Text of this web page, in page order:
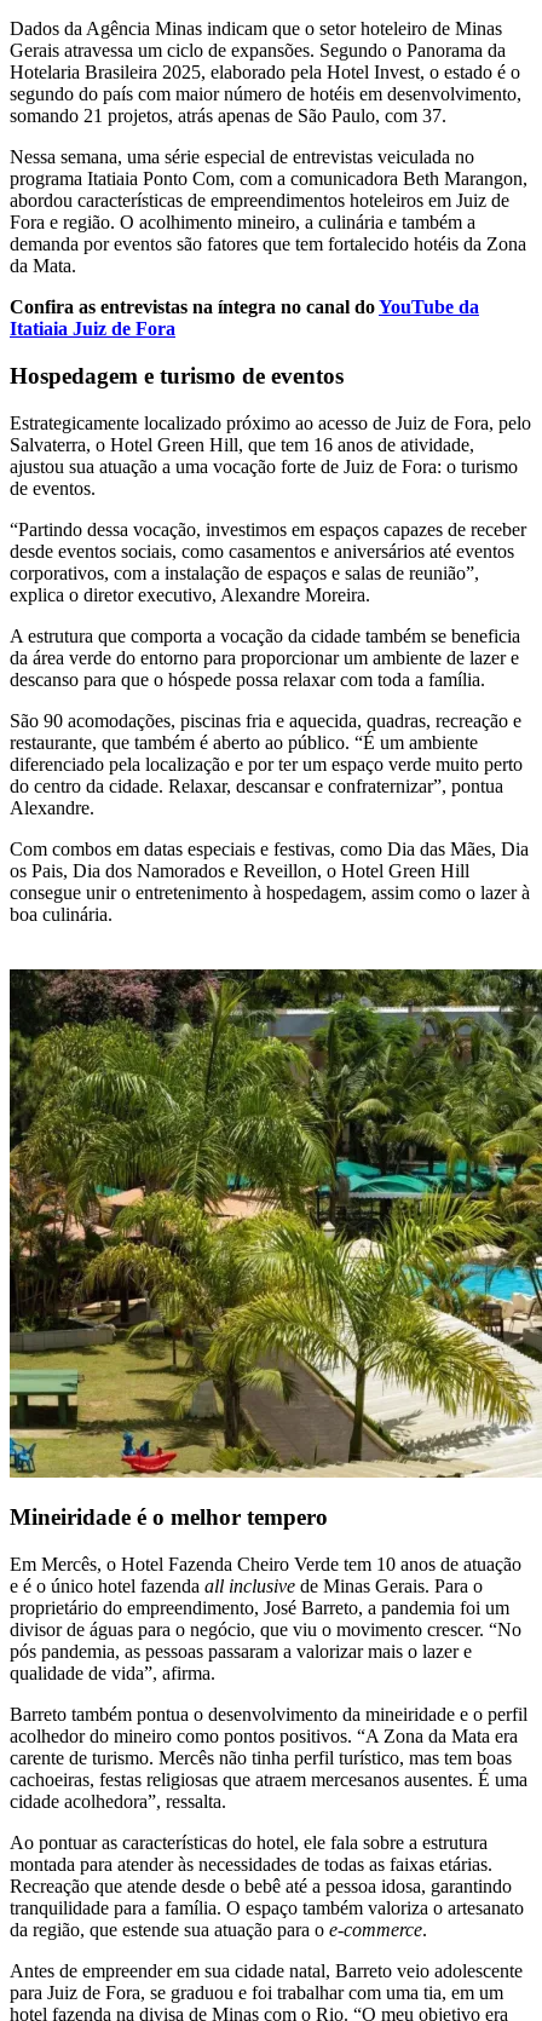
Dados da Agência Minas indicam que o setor hoteleiro de Minas
Gerais atravessa um ciclo de expansões. Segundo o Panorama da
Hotelaria Brasileira 2025, elaborado pela Hotel Invest, o estado é o
segundo do país com maior número de hotéis em desenvolvimento,
somando 21 projetos, atrás apenas de São Paulo, com 37.
Nessa semana, uma série especial de entrevistas veiculada no
programa Itatiaia Ponto Com, com a comunicadora Beth Marangon,
abordou características de empreendimentos hoteleiros em Juiz de
Fora e região. O acolhimento mineiro, a culinária e também a
demanda por eventos são fatores que tem fortalecido hotéis da Zona
da Mata.
Confira as entrevistas na íntegra no canal doYouTube da
Itatiaia Juiz de Fora
Hospedagem e turismo de eventos
Estrategicamente localizado próximo ao acesso de Juiz de Fora, pelo
Salvaterra, o Hotel Green Hill, que tem 16 anos de atividade,
ajustou sua atuação a uma vocação forte de Juiz de Fora: o turismo
de eventos.
“Partindo dessa vocação, investimos em espaços capazes de receber
desde eventos sociais, como casamentos e aniversários até eventos
corporativos, com a instalação de espaços e salas de reunião”,
explica o diretor executivo, Alexandre Moreira.
A estrutura que comporta a vocação da cidade também se beneficia
da área verde do entorno para proporcionar um ambiente de lazer e
descanso para que o hóspede possa relaxar com toda a família.
São 90 acomodações, piscinas fria e aquecida, quadras, recreação e
restaurante, que também é aberto ao público. “É um ambiente
diferenciado pela localização e por ter um espaço verde muito perto
do centro da cidade. Relaxar, descansar e confraternizar”, pontua
Alexandre.
Com combos em datas especiais e festivas, como Dia das Mães, Dia
os Pais, Dia dos Namorados e Reveillon, o Hotel Green Hill
consegue unir o entretenimento à hospedagem, assim como o lazer à
boa culinária.
Mineiridade é o melhor tempero
Em Mercês, o Hotel Fazenda Cheiro Verde tem 10 anos de atuação
e é o único hotel fazenda all inclusive de Minas Gerais. Para o
proprietário do empreendimento, José Barreto, a pandemia foi um
divisor de águas para o negócio, que viu o movimento crescer. “No
pós pandemia, as pessoas passaram a valorizar mais o lazer e
qualidade de vida”, afirma.
Barreto também pontua o desenvolvimento da mineiridade e o perfil
acolhedor do mineiro como pontos positivos. “A Zona da Mata era
carente de turismo. Mercês não tinha perfil turístico, mas tem boas
cachoeiras, festas religiosas que atraem mercesanos ausentes. É uma
cidade acolhedora”, ressalta.
Ao pontuar as características do hotel, ele fala sobre a estrutura
montada para atender às necessidades de todas as faixas etárias.
Recreação que atende desde o bebê até a pessoa idosa, garantindo
tranquilidade para a família. O espaço também valoriza o artesanato
da região, que estende sua atuação para o e-commerce.
Antes de empreender em sua cidade natal, Barreto veio adolescente
para Juiz de Fora, se graduou e foi trabalhar com uma tia, em um
hotel fazenda na divisa de Minas com o Rio. “O meu objetivo era